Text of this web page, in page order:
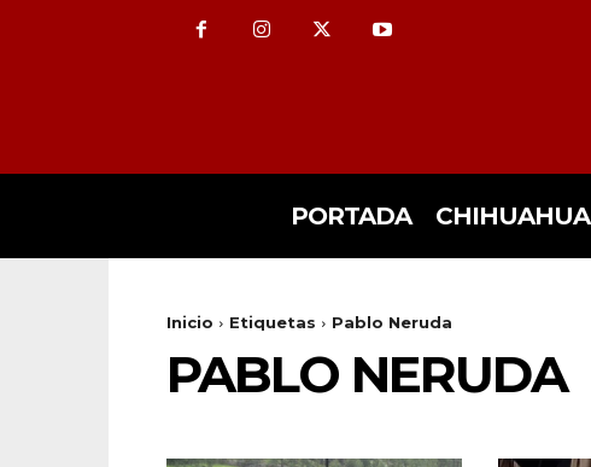
PORTADA CHIHUAHUA
Inicio Etiquetas Pablo Neruda
PABLO NERUDA